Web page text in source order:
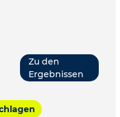
Zu den
Ergebnissen